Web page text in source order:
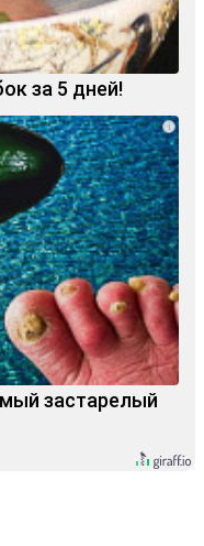
за 5 дней!
i
застарелый